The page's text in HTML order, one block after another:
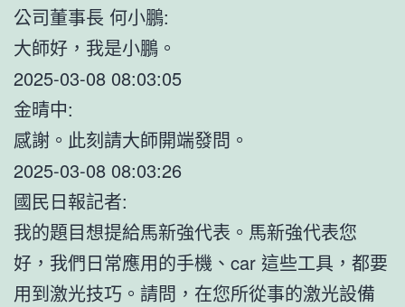
公司董事長 何小鵬:
大師好，我是小鵬。
2025-03-08 08:03:05
金晴中:
感謝。此刻請大師開端發問。
2025-03-08 08:03:26
國民日報記者:
我的題目想提給馬新強代表。馬新強代表您
好，我們日常應用的手機、car 這些工具，都要
用到激光技巧。請問，在您所從事的激光設備